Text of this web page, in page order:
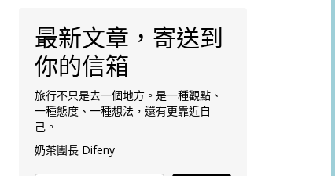
最新文章，寄送到
你的信箱
旅行不只是去一個地方。是一種觀點、
一種態度、一種想法，還有更靠近自
己。
奶茶團長 Difeny